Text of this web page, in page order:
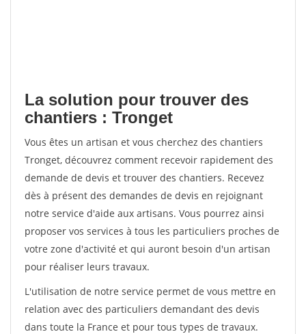
La solution pour trouver des
chantiers : Tronget
Vous êtes un artisan et vous cherchez des chantiers
Tronget, découvrez comment recevoir rapidement des
demande de devis et trouver des chantiers. Recevez
dès à présent des demandes de devis en rejoignant
notre service d'aide aux artisans. Vous pourrez ainsi
proposer vos services à tous les particuliers proches de
votre zone d'activité et qui auront besoin d'un artisan
pour réaliser leurs travaux.
L'utilisation de notre service permet de vous mettre en
relation avec des particuliers demandant des devis
dans toute la France et pour tous types de travaux.